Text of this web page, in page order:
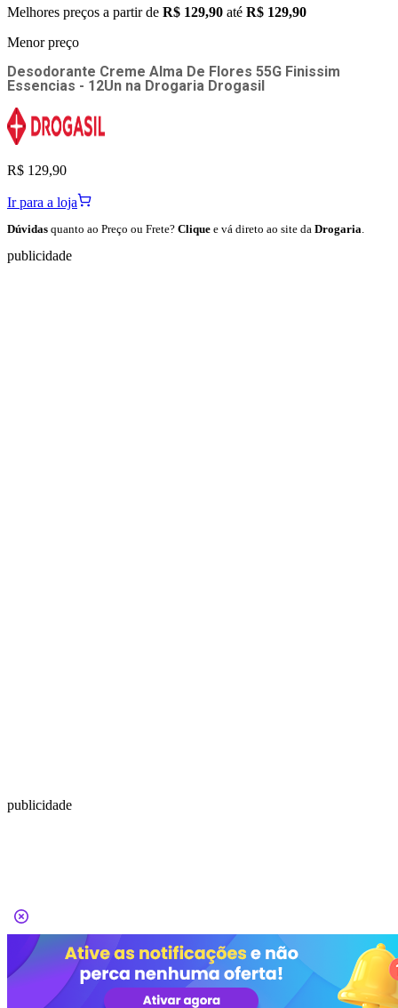
Melhores preços a partir de R$ 129,90 até R$ 129,90
Menor preço
Desodorante Creme Alma De Flores 55G Finissim
Essencias - 12Un na Drogaria Drogasil
R$ 129,90
Ir para a loja
Dúvidas quanto ao Preço ou Frete? Clique e vá direto ao site da Drogaria.
publicidade
publicidade